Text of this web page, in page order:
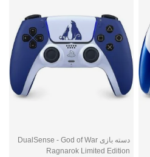
دسته بازی DualSense - God of War
Ragnarok Limited Edition